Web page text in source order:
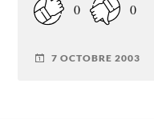
0 0
7 OCTOBRE 2003